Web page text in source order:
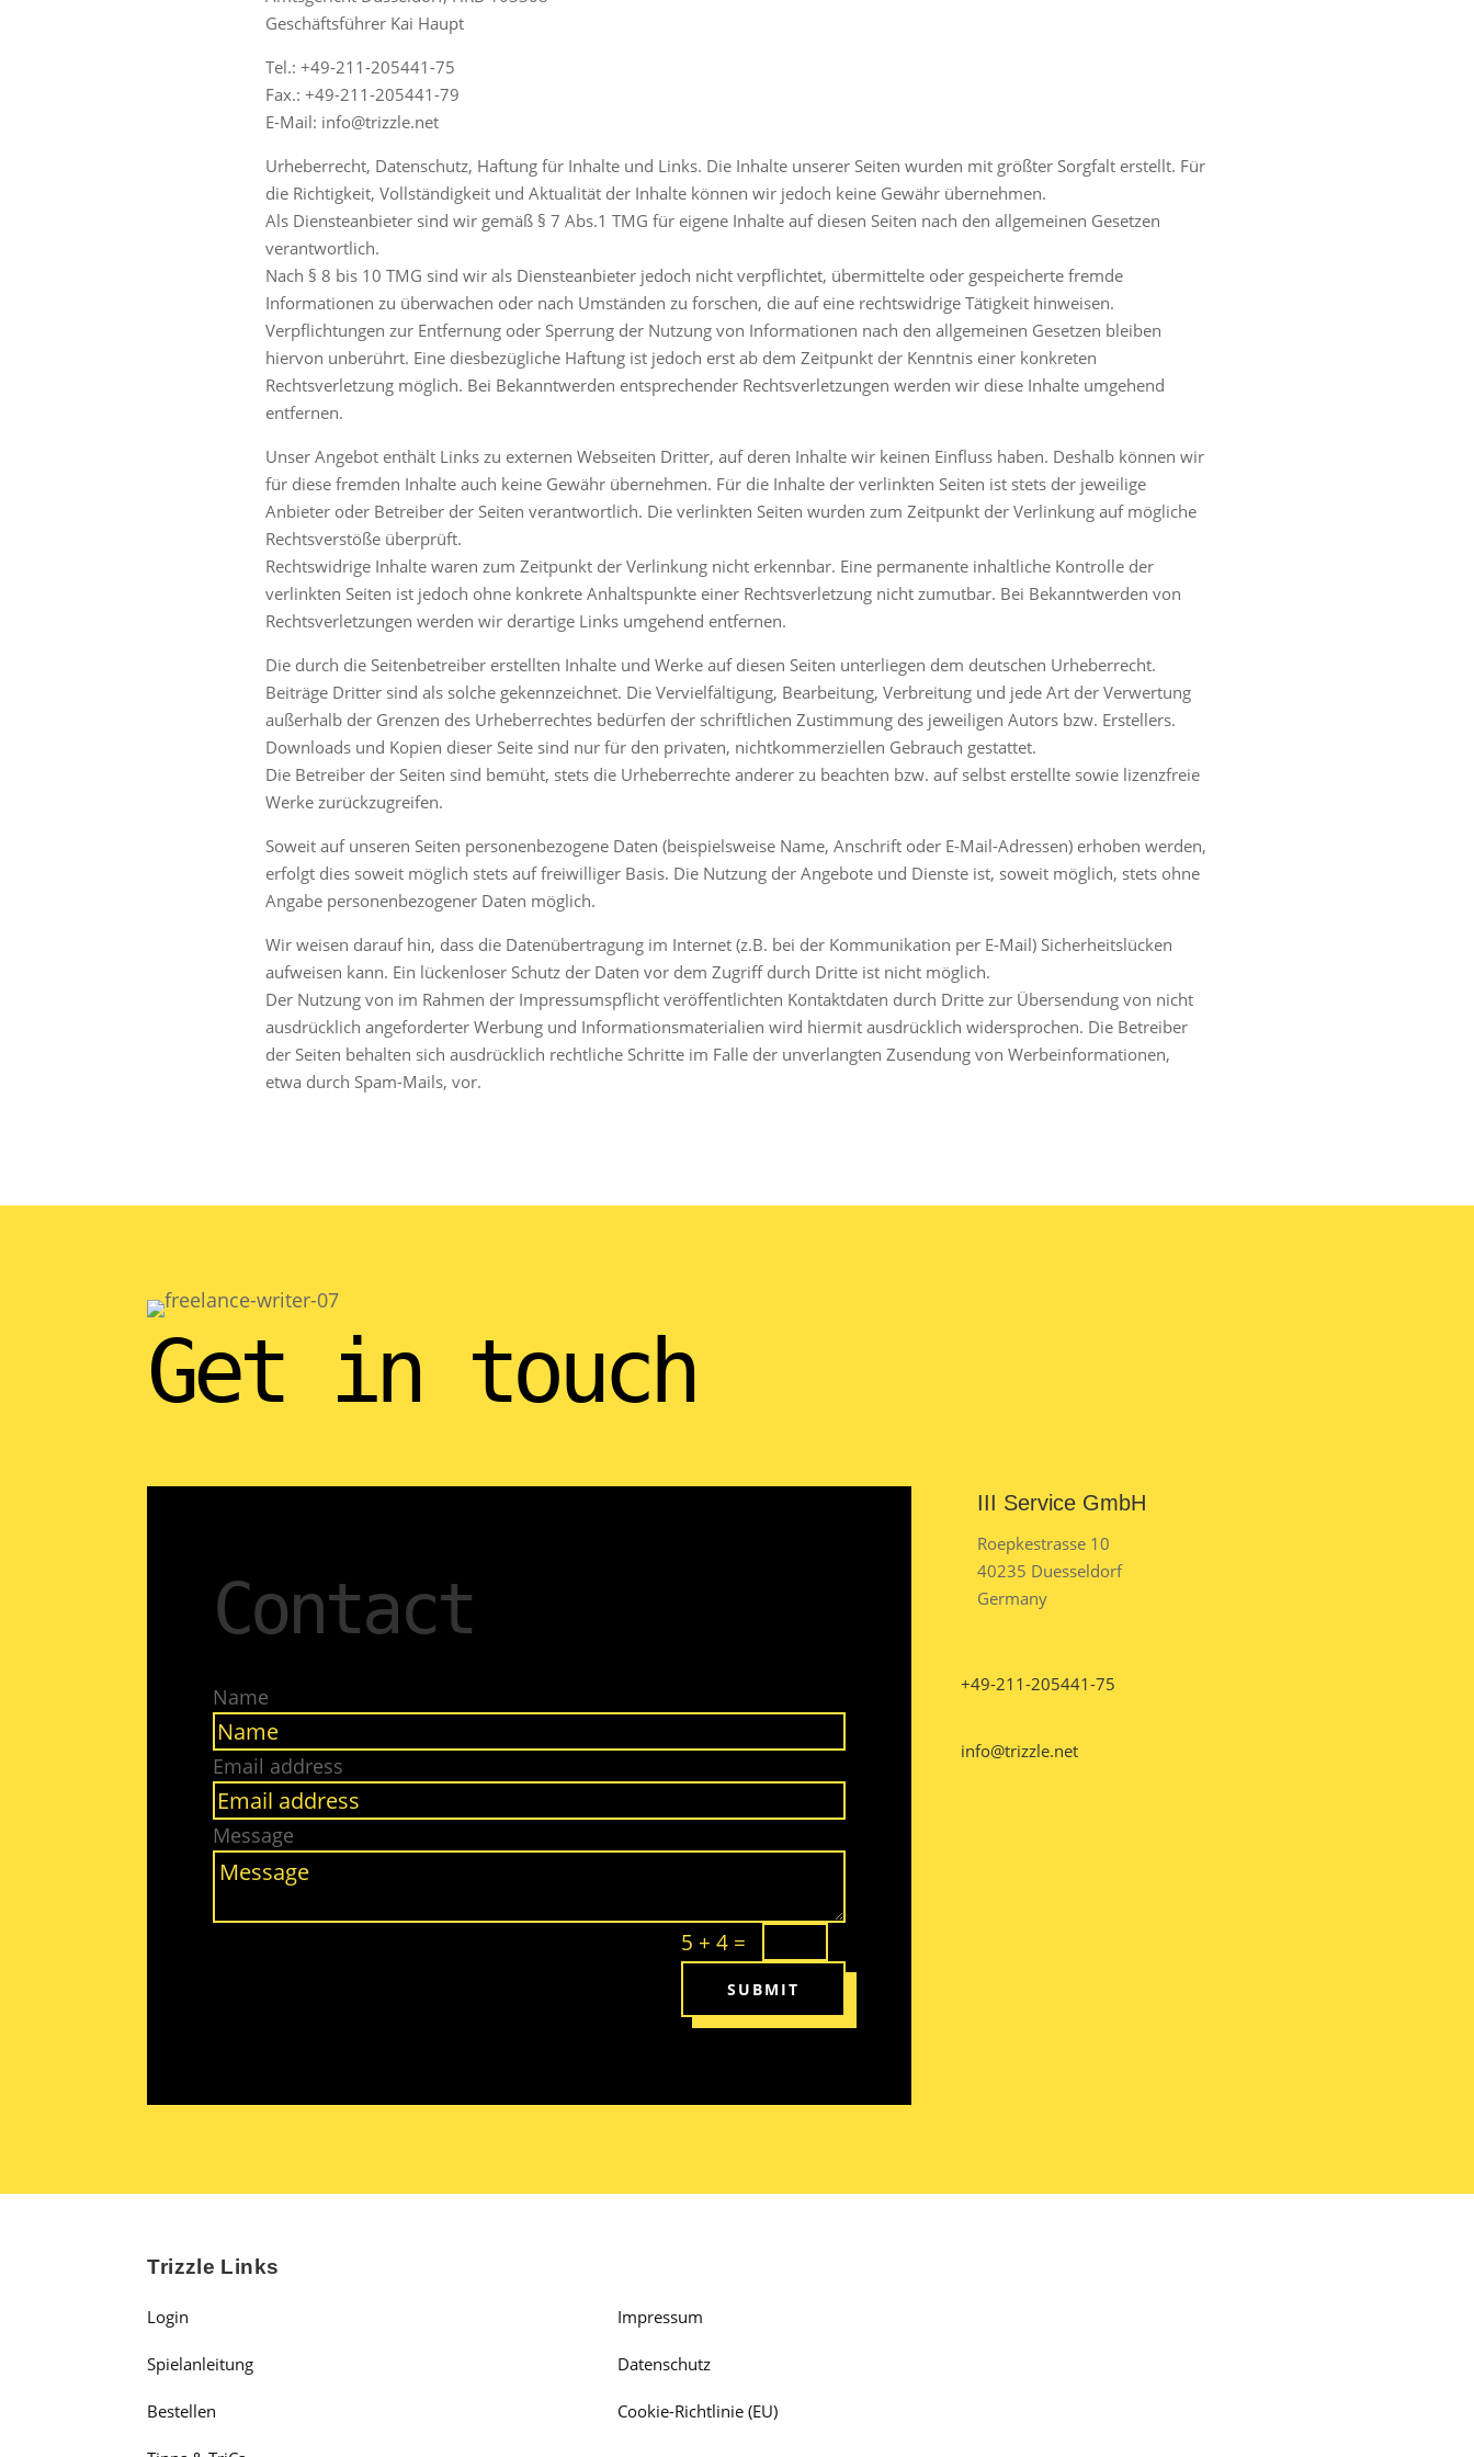
Geschäftsführer Kai Haupt
Tel.: +49-211-205441-75
Fax.: +49-211-205441-79
E-Mail: info@trizzle.net
Urheberrecht, Datenschutz, Haftung für Inhalte und Links. Die Inhalte unserer Seiten wurden mit größter Sorgfalt erstellt. Für
die Richtigkeit, Vollständigkeit und Aktualität der Inhalte können wir jedoch keine Gewähr übernehmen.
Als Diensteanbieter sind wir gemäß § 7 Abs.1 TMG für eigene Inhalte auf diesen Seiten nach den allgemeinen Gesetzen
verantwortlich.
Nach § 8 bis 10 TMG sind wir als Diensteanbieter jedoch nicht verpflichtet, übermittelte oder gespeicherte fremde
Informationen zu überwachen oder nach Umständen zu forschen, die auf eine rechtswidrige Tätigkeit hinweisen.
Verpflichtungen zur Entfernung oder Sperrung der Nutzung von Informationen nach den allgemeinen Gesetzen bleiben
hiervon unberührt. Eine diesbezügliche Haftung ist jedoch erst ab dem Zeitpunkt der Kenntnis einer konkreten
Rechtsverletzung möglich. Bei Bekanntwerden entsprechender Rechtsverletzungen werden wir diese Inhalte umgehend
entfernen.
Unser Angebot enthält Links zu externen Webseiten Dritter, auf deren Inhalte wir keinen Einfluss haben. Deshalb können wir
für diese fremden Inhalte auch keine Gewähr übernehmen. Für die Inhalte der verlinkten Seiten ist stets der jeweilige
Anbieter oder Betreiber der Seiten verantwortlich. Die verlinkten Seiten wurden zum Zeitpunkt der Verlinkung auf mögliche
Rechtsverstöße überprüft.
Rechtswidrige Inhalte waren zum Zeitpunkt der Verlinkung nicht erkennbar. Eine permanente inhaltliche Kontrolle der
verlinkten Seiten ist jedoch ohne konkrete Anhaltspunkte einer Rechtsverletzung nicht zumutbar. Bei Bekanntwerden von
Rechtsverletzungen werden wir derartige Links umgehend entfernen.
Die durch die Seitenbetreiber erstellten Inhalte und Werke auf diesen Seiten unterliegen dem deutschen Urheberrecht.
Beiträge Dritter sind als solche gekennzeichnet. Die Vervielfältigung, Bearbeitung, Verbreitung und jede Art der Verwertung
außerhalb der Grenzen des Urheberrechtes bedürfen der schriftlichen Zustimmung des jeweiligen Autors bzw. Erstellers.
Downloads und Kopien dieser Seite sind nur für den privaten, nichtkommerziellen Gebrauch gestattet.
Die Betreiber der Seiten sind bemüht, stets die Urheberrechte anderer zu beachten bzw. auf selbst erstellte sowie lizenzfreie
Werke zurückzugreifen.
Soweit auf unseren Seiten personenbezogene Daten (beispielsweise Name, Anschrift oder E-Mail-Adressen) erhoben werden,
erfolgt dies soweit möglich stets auf freiwilliger Basis. Die Nutzung der Angebote und Dienste ist, soweit möglich, stets ohne
Angabe personenbezogener Daten möglich.
Wir weisen darauf hin, dass die Datenübertragung im Internet (z.B. bei der Kommunikation per E-Mail) Sicherheitslücken
aufweisen kann. Ein lückenloser Schutz der Daten vor dem Zugriff durch Dritte ist nicht möglich.
Der Nutzung von im Rahmen der Impressumspflicht veröffentlichten Kontaktdaten durch Dritte zur Übersendung von nicht
ausdrücklich angeforderter Werbung und Informationsmaterialien wird hiermit ausdrücklich widersprochen. Die Betreiber
der Seiten behalten sich ausdrücklich rechtliche Schritte im Falle der unverlangten Zusendung von Werbeinformationen,
etwa durch Spam-Mails, vor.
Get in touch
Contact
Name
Email address
Message
5 + 4 =
SUBMIT
III Service GmbH
Roepkestrasse 10
40235 Duesseldorf
Germany
+49-211-205441-75
info@trizzle.net
Trizzle Links
Login
Spielanleitung
Bestellen
Impressum
Datenschutz
Cookie-Richtlinie (EU)